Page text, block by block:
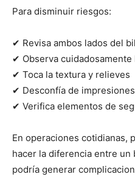
Para disminuir riesgos:
✔ Revisa ambos lados del
✔ Observa cuidadosamente
✔ Toca la textura y relieves
✔ Desconfía de
✔ Verifica elementos de
En operaciones cotidianas,
hacer la diferencia entre
podría generar